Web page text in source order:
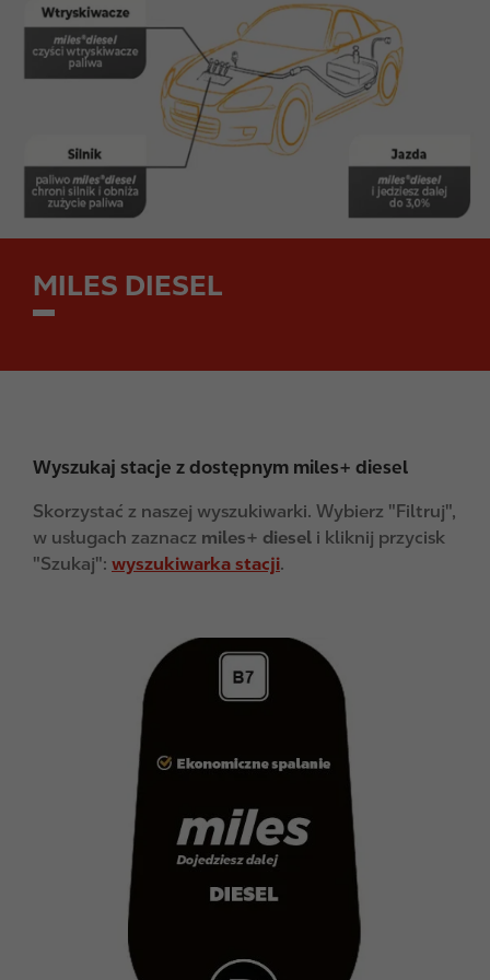
MILES DIESEL
Wyszukaj stacje z dostępnym miles+ diesel
Skorzystać z naszej wyszukiwarki. Wybierz "Filtruj",
w usługach zaznacz miles+ diesel i kliknij przycisk
"Szukaj": wyszukiwarka stacji.